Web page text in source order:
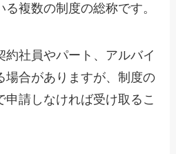
複数の制度の総称です。
約社員やパート、アルバイ
場合がありますが、制度の
請しなければ受け取るこ